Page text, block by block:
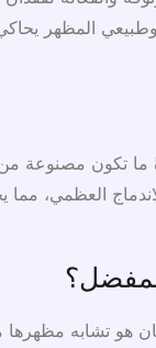
المظهر
مصنوعة من
العظمي، مما
هو تشابه